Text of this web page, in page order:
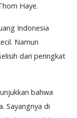
Haye.
Indonesia
Namun
dari peringkat
bahwa
Sayangnya di